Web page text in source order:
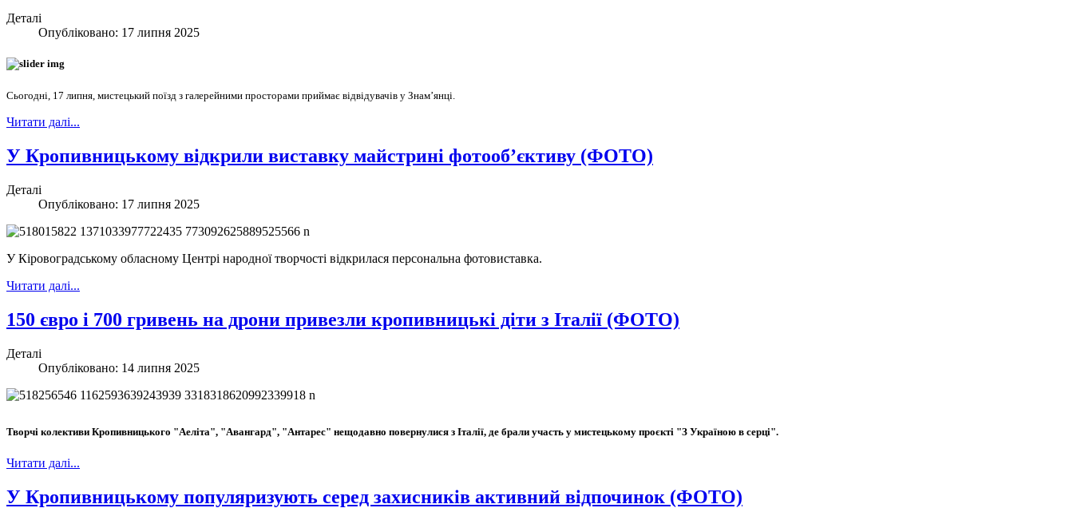
Деталі
Опубліковано: 17 липня 2025
Сьогодні, 17 липня, мистецький поїзд з галерейними просторами приймає відвідувачів у Знам’янці.
Читати далі...
У Кропивницькому відкрили виставку майстрині фотооб’єктиву (ФОТО)
Деталі
Опубліковано: 17 липня 2025
У Кіровоградському обласному Центрі народної творчості відкрилася персональна фотовиставка.
Читати далі...
150 євро і 700 гривень на дрони привезли кропивницькі діти з Італії (ФОТО)
Деталі
Опубліковано: 14 липня 2025
Творчі колективи Кропивницького "Аеліта", "Авангард", "Антарес" нещодавно повернулися з Італії, де брали участь у мистецькому проєкті "З Україною в серці".
Читати далі...
У Кропивницькому популяризують серед захисників активний відпочинок (ФОТО)